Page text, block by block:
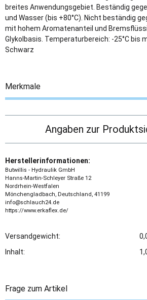
breites Anwendungsgebiet. Beständig
und Wasser (bis +80°C). Nicht beständig
mit hohem Aromatenanteil und
Glykolbasis. Temperaturbereich: -25°C bis
Schwarz
Merkmale
Angaben zur
Herstellerinformationen:
Butwillis - Hydraulik GmbH
Hanns-Martin-Schleyer Straße 12
Nordrhein-Westfalen
Mönchengladbach, Deutschland, 41199
info@schlauch24.de
https://www.erkaflex.de/
Versandgewicht:
Inhalt:
Frage zum Artikel